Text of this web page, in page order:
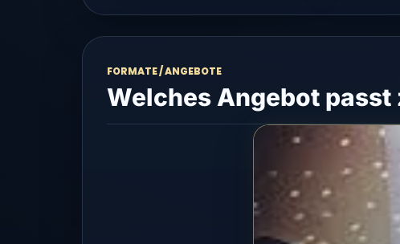
FORMATE / ANGEBOTE
Welches Angebot passt